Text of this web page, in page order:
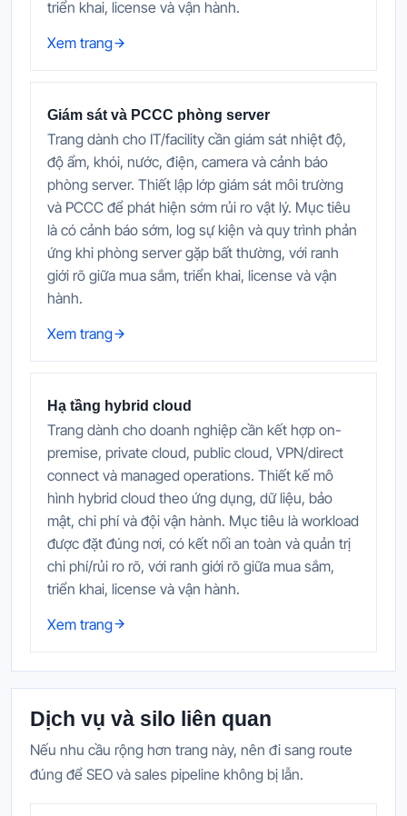
triển khai, license và vận hành.
Xem trang
Giám sát và PCCC phòng server
Trang dành cho IT/facility cần giám sát nhiệt độ,
độ ẩm, khói, nước, điện, camera và cảnh báo
phòng server. Thiết lập lớp giám sát môi trường
và PCCC để phát hiện sớm rủi ro vật lý. Mục tiêu
là có cảnh báo sớm, log sự kiện và quy trình phản
ứng khi phòng server gặp bất thường, với ranh
giới rõ giữa mua sắm, triển khai, license và vận
hành.
Xem trang
Hạ tầng hybrid cloud
Trang dành cho doanh nghiệp cần kết hợp on-
premise, private cloud, public cloud, VPN/direct
connect và managed operations. Thiết kế mô
hình hybrid cloud theo ứng dụng, dữ liệu, bảo
mật, chi phí và đội vận hành. Mục tiêu là workload
được đặt đúng nơi, có kết nối an toàn và quản trị
chi phí/rủi ro rõ, với ranh giới rõ giữa mua sắm,
triển khai, license và vận hành.
Xem trang
Dịch vụ và silo liên quan
Nếu nhu cầu rộng hơn trang này, nên đi sang route
đúng để SEO và sales pipeline không bị lẫn.